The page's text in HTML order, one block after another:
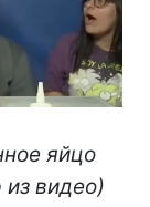
яйцо
из видео)